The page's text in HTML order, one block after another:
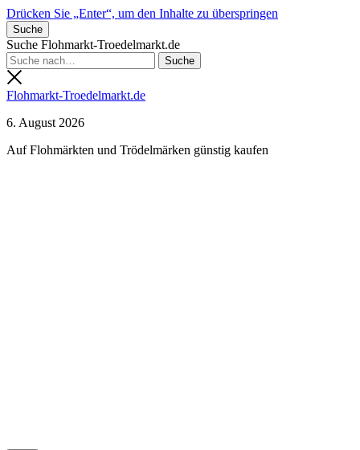
Drücken Sie „Enter“, um den Inhalte zu überspringen
Suche
Suche Flohmarkt-Troedelmarkt.de
Flohmarkt-Troedelmarkt.de
6. August 2026
Auf Flohmärkten und Trödelmärken günstig kaufen